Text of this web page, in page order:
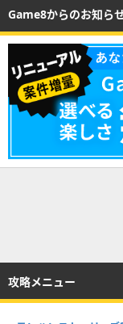
Game8からのお知ら
攻略メニュー